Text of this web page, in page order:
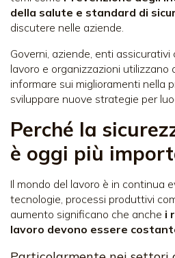
della salute e standard di
discutere nelle aziende.
Governi, aziende, enti
lavoro e organizzazioni
informare sui miglioramenti nella
sviluppare nuove strategie per
Perché la
è oggi più
Il mondo del lavoro è in continua
tecnologie, processi produttivi
aumento significano che anche i
lavoro devono essere